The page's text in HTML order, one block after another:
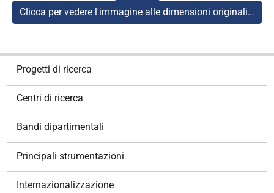
Clicca per vedere l'immagine alle dimensioni originali…
Progetti di ricerca
Centri di ricerca
Bandi dipartimentali
Principali strumentazioni
Internazionalizzazione